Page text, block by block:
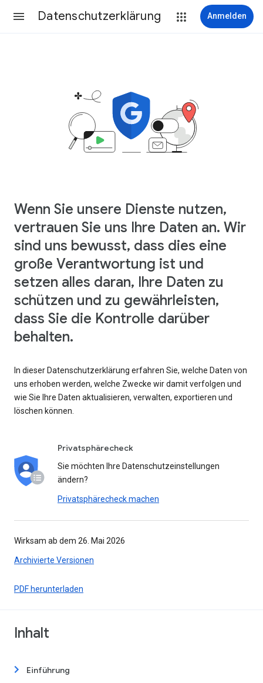
Datenschutzerklärung Anmelden
Wenn Sie unsere Dienste nutzen,
vertrauen Sie uns Ihre Daten an. Wir
sind uns bewusst, dass dies eine
große Verantwortung ist und
setzen alles daran, Ihre Daten zu
schützen und zu gewährleisten,
dass Sie die Kontrolle darüber
behalten.
In dieser Datenschutzerklärung erfahren Sie, welche Daten von
uns erhoben werden, welche Zwecke wir damit verfolgen und
wie Sie Ihre Daten aktualisieren, verwalten, exportieren und
löschen können.
Privatsphärecheck
Sie möchten Ihre Datenschutzeinstellungen
ändern?
Privatsphärecheck machen
Wirksam ab dem 26. Mai 2026
Archivierte Versionen
PDF herunterladen
Inhalt
Einführung